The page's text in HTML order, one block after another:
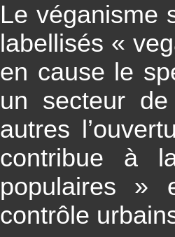
Le véganisme
labellisés «
en cause le
un secteur
autres
contribue à
populaires »
contrôle